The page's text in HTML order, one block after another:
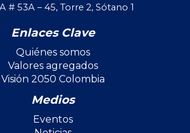
# 53A – 45, Torre 2, Sótano 1
Enlaces Clave
Quiénes somos
Valores agregados
Visión 2050 Colombia
Medios
Eventos